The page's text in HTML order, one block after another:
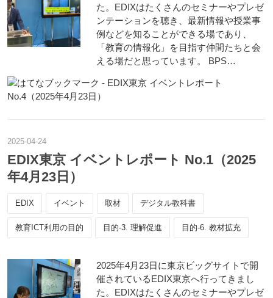
た。EDIXはたくさんのセミナーやプレゼ
ンテーションを聴き、最新情報や授業事
例などを知ることができる場であり、
「教育の情報化」を目指す仲間たちと会
える場だと思っています。 BPS…
2025-04-24
EDIX東京 イベントレポート No.1（2025
年4月23日）
EDIX イベント 取材 デジタル教科書
教育ICT利用の目的 目的-3. 理解促進 目的-6. 教材拡充
2025年4月23日に東京ビッグサイトで開
催されているEDIX東京へ行ってきまし
た。EDIXはたくさんのセミナーやプレゼ